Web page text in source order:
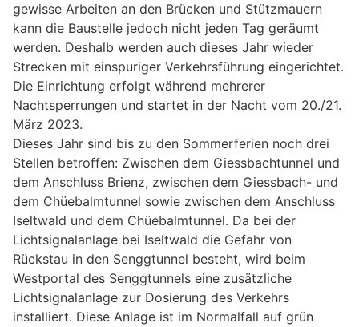
gewisse Arbeiten an den Brücken und Stützmauern
kann die Baustelle jedoch nicht jeden Tag geräumt
werden. Deshalb werden auch dieses Jahr wieder
Strecken mit einspuriger Verkehrsführung eingerichtet.
Die Einrichtung erfolgt während mehrerer
Nachtsperrungen und startet in der Nacht vom 20./21.
März 2023.
Dieses Jahr sind bis zu den Sommerferien noch drei
Stellen betroffen: Zwischen dem Giessbachtunnel und
dem Anschluss Brienz, zwischen dem Giessbach- und
dem Chüebalmtunnel sowie zwischen dem Anschluss
Iseltwald und dem Chüebalmtunnel. Da bei der
Lichtsignalanlage bei Iseltwald die Gefahr von
Rückstau in den Senggtunnel besteht, wird beim
Westportal des Senggtunnels eine zusätzliche
Lichtsignalanlage zur Dosierung des Verkehrs
installiert. Diese Anlage ist im Normalfall auf grün